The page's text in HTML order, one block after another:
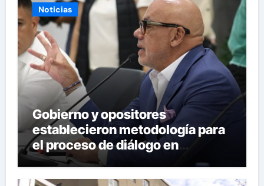
Noticias
Gobierno y opositores
establecieron metodología para
el proceso de diálogo en
Venezuela